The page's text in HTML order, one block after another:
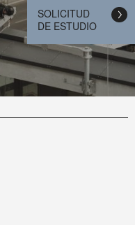
SOLICITUD
DE ESTUDIO